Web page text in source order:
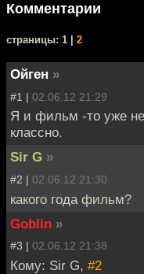
Комментарии
cтраницы: 1 | 2
Ойген »
#1 | 02.06.12 21:29
Я и фильм -то уже
классно.
Sir G »
#2 | 02.06.12 21:30
какого года фильм?
Goblin »
#3 | 02.06.12 21:38
Кому: Sir G, #2